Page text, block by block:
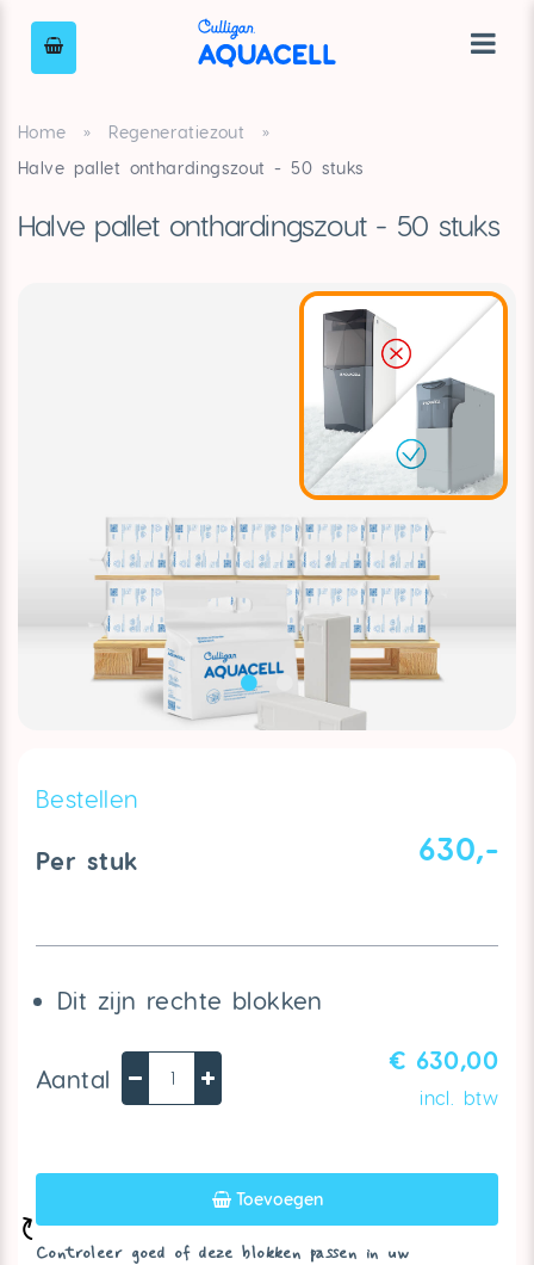
Home » Regeneratiezout
»
Halve pallet onthardingszout - 50 stuks
Halve pallet onthardingszout - 50 stuks
Bestellen
Per stuk 630,-
Dit zijn rechte blokken
Aantal
€ 630,00
incl. btw
Toevoegen
Controleer goed of deze blokken passen in uw